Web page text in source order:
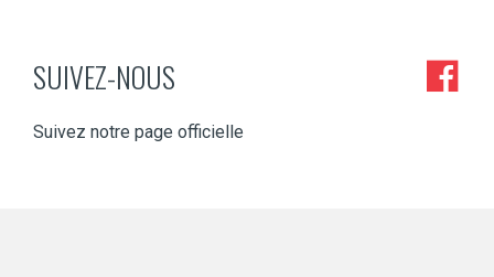
SUIVEZ-NOUS
Suivez notre page officielle